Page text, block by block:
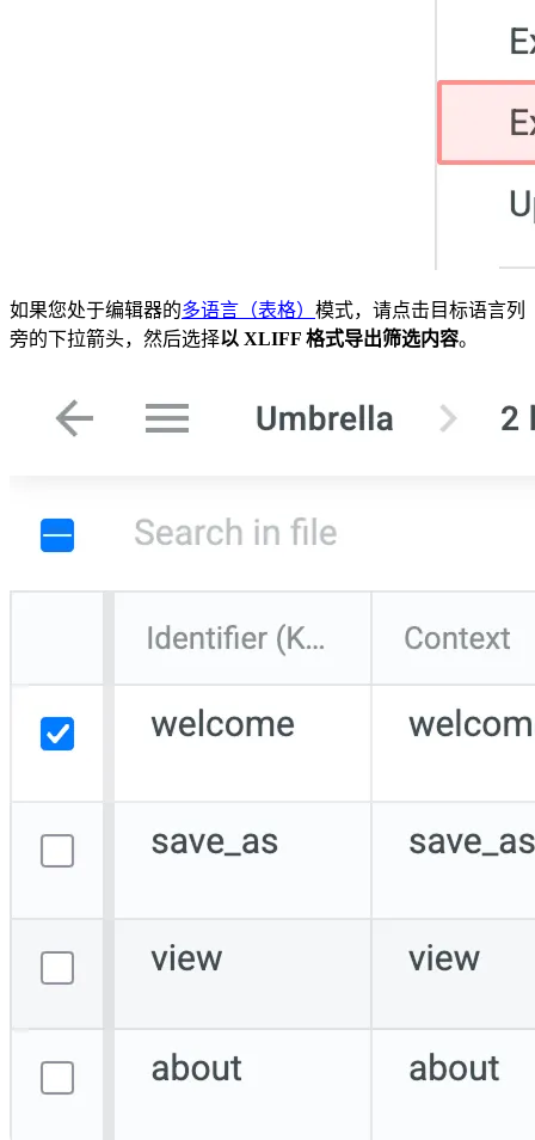
如果您处于编辑器的多语言（表格） 模式，请点击目标语言列
旁的下拉箭头，然后选择以 XLIFF 格式导出筛选内容。